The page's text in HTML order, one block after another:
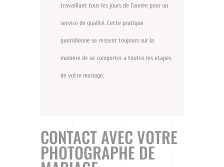
travaillant tous les jours de l’année pour un
service de qualité. Cette pratique
quotidienne se ressent toujours sur la
maniere de se comporter a toutes les etapes
de votre mariage.
CONTACT AVEC VOTRE
PHOTOGRAPHE DE